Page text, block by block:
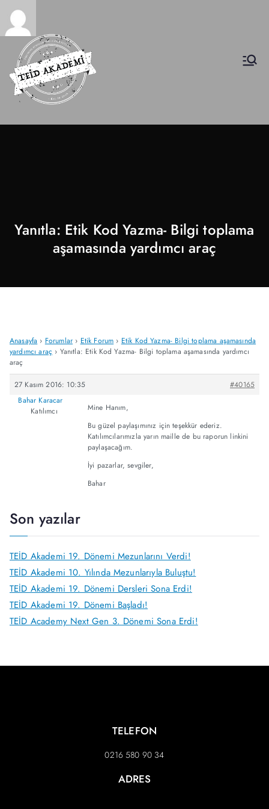
Yanıtla: Etik Kod Yazma- Bilgi toplama
aşamasında yardımcı araç
Anasayfa › Forumlar › Etik Forum › Etik Kod Yazma- Bilgi toplama aşamasında
yardımcı araç › Yanıtla: Etik Kod Yazma- Bilgi toplama aşamasında yardımcı
araç
27 Kasım 2016: 10:35
#40165
Bahar Karacar
Katılımcı
Mine Hanım,
Bu güzel paylaşımınız için teşekkür ederiz.
Katılımcılarımızla yarın maille de bu raporun linkini
paylaşacağım.
İyi pazarlar, sevgiler,
Bahar
Son yazılar
TEİD Akademi 19. Dönemi Mezunlarını Verdi!
TEİD Akademi 10. Yılında Mezunlarıyla Buluştu!
TEİD Akademi 19. Dönemi Dersleri Sona Erdi!
TEİD Akademi 19. Dönemi Başladı!
TEİD Academy Next Gen 3. Dönemi Sona Erdi!
TELEFON
0216 580 90 34
ADRES